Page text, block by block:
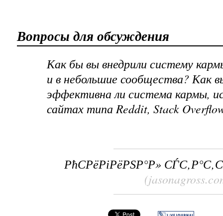
Вопросы для обсуждения
Как бы вы внедрили систему
и в небольшие сообщества? Как
эффективна ли система кармы,
сайтах типа Reddit, Stack
РћСРёРіРёРЅР°Р»